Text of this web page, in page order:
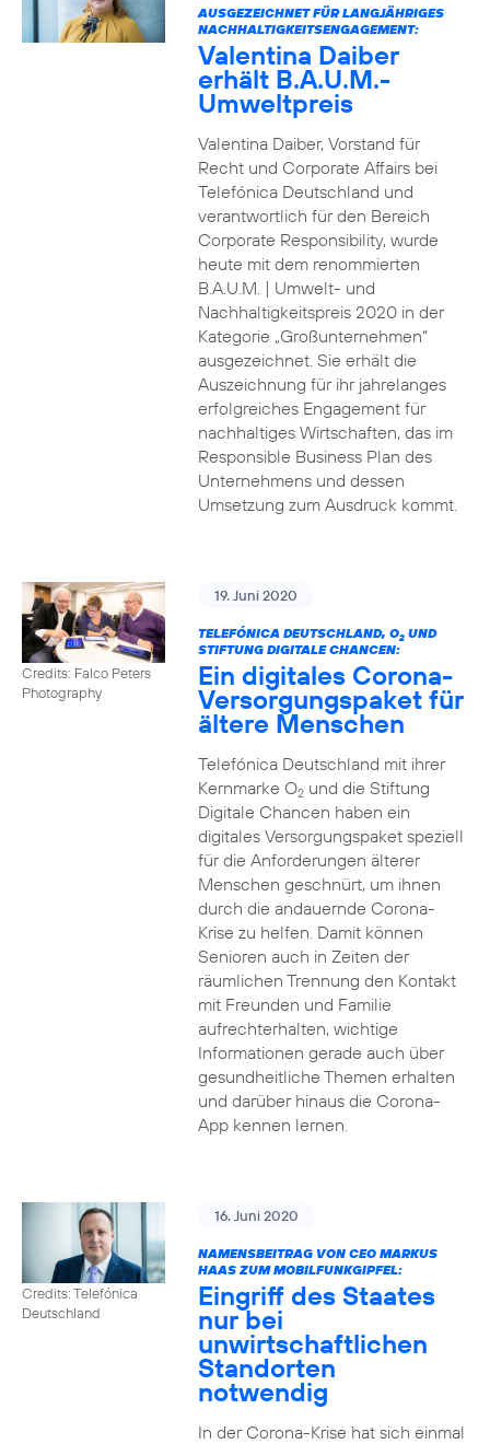
AUSGEZEICHNET FÜR LANGJÄHRIGES
NACHHALTIGKEITSENGAGEMENT:
Valentina Daiber
erhält B.A.U.M.-
Umweltpreis
Valentina Daiber, Vorstand für
Recht und Corporate Affairs bei
Telefónica Deutschland und
verantwortlich für den Bereich
Corporate Responsibility, wurde
heute mit dem renommierten
B.A.U.M. | Umwelt- und
Nachhaltigkeitspreis 2020 in der
Kategorie „Großunternehmen“
ausgezeichnet. Sie erhält die
Auszeichnung für ihr jahrelanges
erfolgreiches Engagement für
nachhaltiges Wirtschaften, das im
Responsible Business Plan des
Unternehmens und dessen
Umsetzung zum Ausdruck kommt.
Credits: Falco Peters
Photography
19. Juni 2020
TELEFÓNICA DEUTSCHLAND, O2UND
STIFTUNG DIGITALE CHANCEN:
Ein digitales Corona-
Versorgungspaket für
ältere Menschen
Telefónica Deutschland mit ihrer
Kernmarke O2und die Stiftung
Digitale Chancen haben ein
digitales Versorgungspaket speziell
für die Anforderungen älterer
Menschen geschnürt, um ihnen
durch die andauernde Corona-
Krise zu helfen. Damit können
Senioren auch in Zeiten der
räumlichen Trennung den Kontakt
mit Freunden und Familie
aufrechterhalten, wichtige
Informationen gerade auch über
gesundheitliche Themen erhalten
und darüber hinaus die Corona-
App kennen lernen.
Credits: Telefónica
Deutschland
16. Juni 2020
NAMENSBEITRAG VON CEO MARKUS
HAAS ZUM MOBILFUNKGIPFEL:
Eingriff des Staates
nur bei
unwirtschaftlichen
Standorten
notwendig
In der Corona-Krise hat sich einmal